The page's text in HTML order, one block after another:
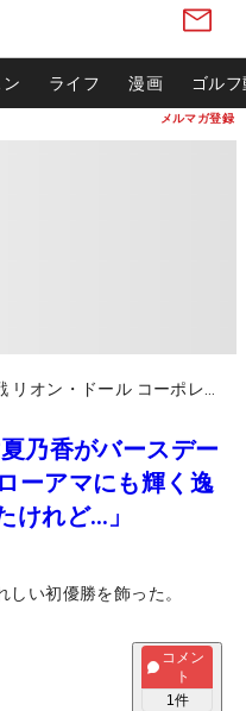
メルマガ登録
ライフ 漫画 ゴル
乃香がバースデー
ーアマにも輝く逸
けれど…」
い初優勝を飾った。
コメン
ト
1件